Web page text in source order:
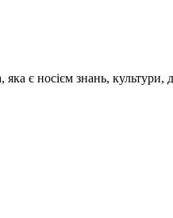
є носієм знань, культури,